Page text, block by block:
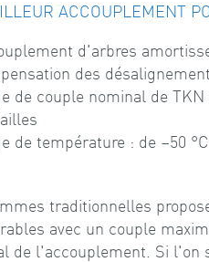
ACCOUPLEMENT
d'arbres
des
de couple nominal de
de température : de –50
traditionnelles
avec un couple
de l'accouplement. Si l'on